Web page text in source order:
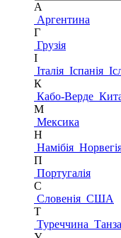
А
Аргентина
Г
Грузія
І
Італія Іспанія
К
Кабо-Верде
М
Мексика
Н
Намібія
П
Португалія
С
Словенія США
Т
Туреччина